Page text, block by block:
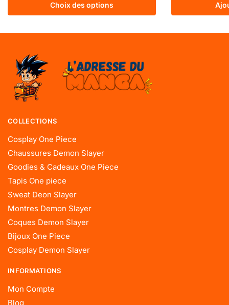
Choix des options
COLLECTIONS
Cosplay One Piece
Chaussures Demon Slayer
Goodies & Cadeaux One Piece
Tapis One piece
Sweat Deon Slayer
Montres Demon Slayer
Coques Demon Slayer
Bijoux One Piece
Cosplay Demon Slayer
INFORMATIONS
Mon Compte
Blog